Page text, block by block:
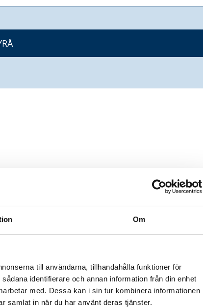
Om
till användarna, tillhandahålla funktioner för
identifierare och annan information från din enhet
med. Dessa kan i sin tur kombinera informationen
samlat in när du har använt deras tjänster.